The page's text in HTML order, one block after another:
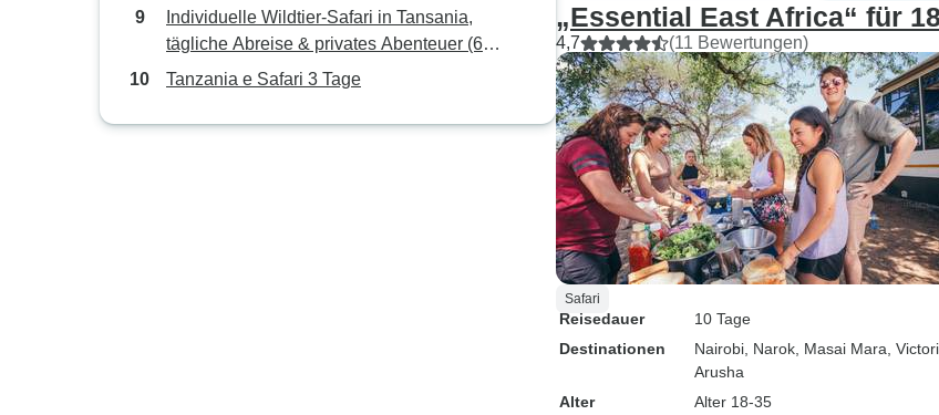
Individuelle Wildtier-Safari in Tansania,
tägliche Abreise & privates Abenteuer (6
Tage)
Tanzania e Safari 3 Tage
„Essential East Africa“ für
4,7 (11 Bewertungen)
Safari
Reisedauer
10 Tage
Destinationen
Nairobi , Narok , Masai Mara ,
Arusha
Alter
Alter 18-35